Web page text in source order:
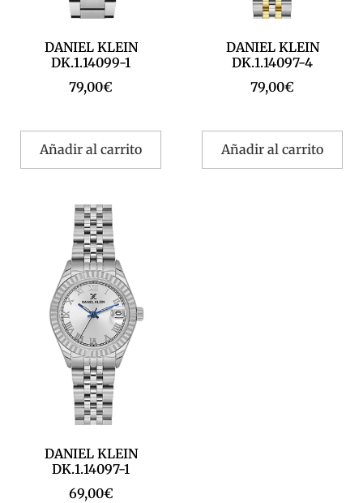
DANIEL KLEIN
DK.1.14099-1
79,00€
Añadir al carrito
DANIEL KLEIN
DK.1.14097-4
79,00€
Añadir al carrito
DANIEL KLEIN
DK.1.14097-1
69,00€